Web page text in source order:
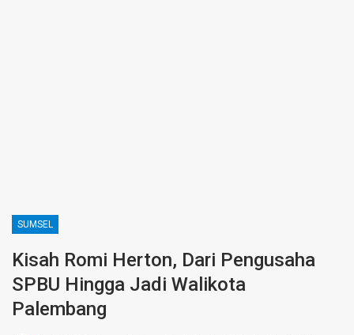
SUMSEL
Kisah Romi Herton, Dari Pengusaha
SPBU Hingga Jadi Walikota
Palembang